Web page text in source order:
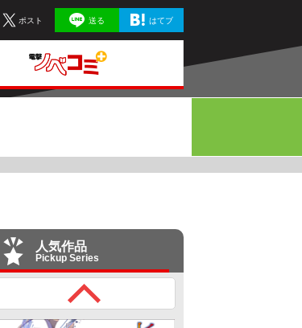
ポスト 送る はてブ
人気作品
Pickup Series